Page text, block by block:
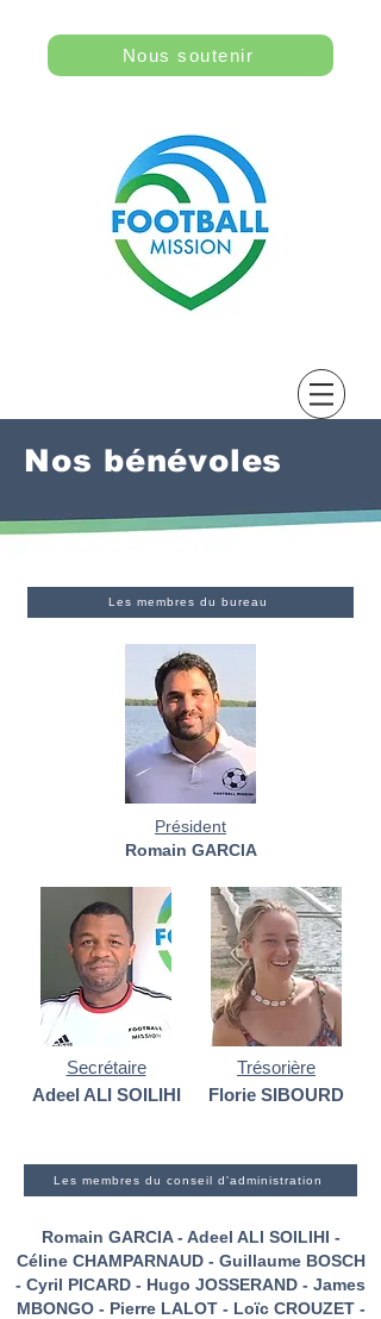
Nous soutenir
Nos bénévoles
Les membres du bureau
Président
Romain GARCIA
Secrétaire
Adeel ALI SOILIHI
Trésorière
Florie SIBOURD
Les membres du conseil d'administration
Romain GARCIA - Adeel ALI SOILIHI -
Céline CHAMPARNAUD - Guillaume BOSCH
- Cyril PICARD - Hugo JOSSERAND - James
MBONGO - Pierre LALOT - Loïc CROUZET -